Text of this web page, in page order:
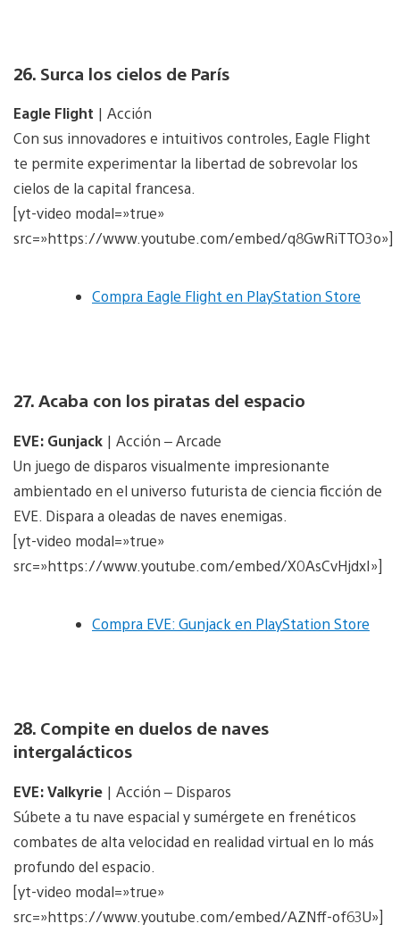
26. Surca los cielos de París
Eagle Flight | Acción
Con sus innovadores e intuitivos controles, Eagle Flight
te permite experimentar la libertad de sobrevolar los
cielos de la capital francesa.
[yt-video modal=»true»
src=»https://www.youtube.com/embed/q8GwRiTTO3o»]
Compra Eagle Flight en PlayStation Store
27. Acaba con los piratas del espacio
EVE: Gunjack | Acción – Arcade
Un juego de disparos visualmente impresionante
ambientado en el universo futurista de ciencia ficción de
EVE. Dispara a oleadas de naves enemigas.
[yt-video modal=»true»
src=»https://www.youtube.com/embed/X0AsCvHjdxI»]
Compra EVE: Gunjack en PlayStation Store
28. Compite en duelos de naves
intergalácticos
EVE: Valkyrie | Acción – Disparos
Súbete a tu nave espacial y sumérgete en frenéticos
combates de alta velocidad en realidad virtual en lo más
profundo del espacio.
[yt-video modal=»true»
src=»https://www.youtube.com/embed/AZNff-of63U»]